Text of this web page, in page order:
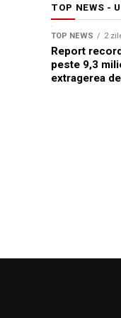
TOP NEWS -
TOP NEWS 2
Report
peste 9,3
extragerea